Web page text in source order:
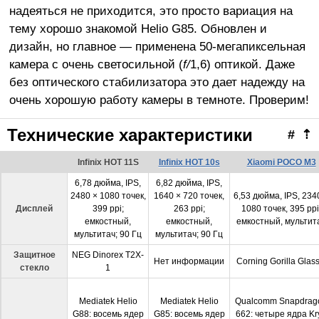
надеяться не приходится, это просто вариация на
тему хорошо знакомой Helio G85. Обновлен и
дизайн, но главное — применена 50-мегапиксельная
камера с очень светосильной (f/1,6) оптикой. Даже
без оптического стабилизатора это дает надежду на
очень хорошую работу камеры в темноте. Проверим!
⇡
#
Технические характеристики
Infinix HOT 11S Infinix HOT 10s Xiaomi POCO M3
Дисплей
6,78 дюйма, IPS,
2480 × 1080 точек,
399 ppi;
емкостный,
мультитач; 90 Гц
6,82 дюйма, IPS,
1640 × 720 точек,
263 ppi;
емкостный,
мультитач; 90 Гц
6,53 дюйма, IPS,
1080 точек, 395
емкостный,
Защитное
стекло
NEG Dinorex T2X-
1
Нет информации Corning Gorilla
Mediatek Helio
G88: восемь ядер
Mediatek Helio
G85: восемь ядер
Qualcomm
662: четыре ядра